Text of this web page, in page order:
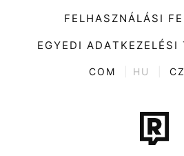
Divat
Kultúra
ENTR
Tech-
Sport
FELHASZNÁLÁSI
EGYEDI ADATKEZELÉSI
COM HU CZ